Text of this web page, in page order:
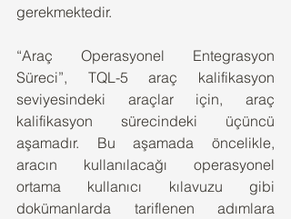
gerekmektedir.
“Araç Operasyonel Entegrasyon
Süreci”, TQL-5 araç kalifikasyon
seviyesindeki araçlar için, araç
kalifikasyon sürecindeki üçüncü
aşamadır. Bu aşamada öncelikle,
aracın kullanılacağı operasyonel
ortama kullanıcı kılavuzu gibi
dokümanlarda tariflenen adımlara